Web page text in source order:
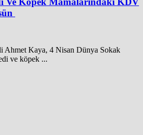
Ahmet Kaya, 4 Nisan Dünya Sokak
ve köpek ...